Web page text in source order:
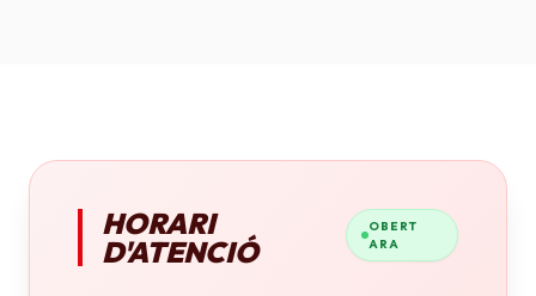
HORARI
D'ATENCIÓ
OBERT
ARA